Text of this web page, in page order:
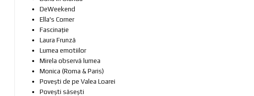
DeWeekend
Ella's Corner
Fascinație
Laura Frunză
Lumea emotiilor
Mirela observă lumea
Monica (Roma & Paris)
Povești de pe Valea Loarei
Povești săsești